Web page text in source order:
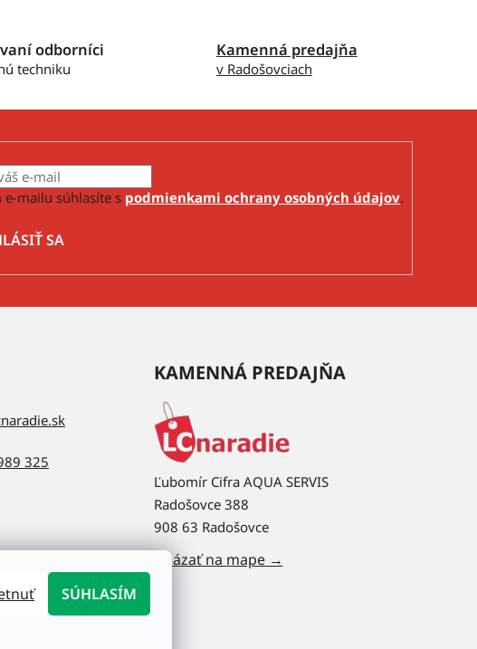
SÚHLASÍM
d
a
i
e
r
v
y
ý
odborníci
techniku
Kamenná predajňa
v Radošovciach
e-mailu súhlasíte s podmienkami ochrany osobných údajov.
SA
325
KAMENNÁ PREDAJŇA
Ľubomír Cifra AQUA SERVIS
Radošovce 388
908 63 Radošovce
Ukázať na mape →